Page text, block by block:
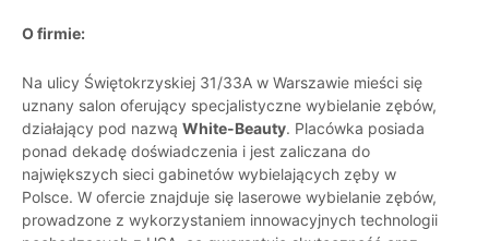
O firmie:
Na ulicy Świętokrzyskiej 31/33A w Warszawie mieści się
uznany salon oferujący specjalistyczne wybielanie zębów,
działający pod nazwą White-Beauty. Placówka posiada
ponad dekadę doświadczenia i jest zaliczana do
największych sieci gabinetów wybielających zęby w
Polsce. W ofercie znajduje się laserowe wybielanie zębów,
prowadzone z wykorzystaniem innowacyjnych technologii